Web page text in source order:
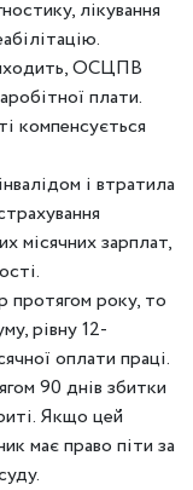
лікування
ОСЦПВ
плати.
компенсується
і втратила
місячних зарплат,
протягом року, то
рівну 12-
оплати праці.
90 днів збитки
Якщо цей
має право піти за